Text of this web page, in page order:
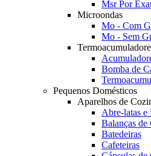
Msr Por
Microondas
Mo - Com
Mo - Sem
Bomba de
Pequenos Domésticos
Aparelhos de
Abre-latas e
Balanças de
Batedeiras
Cafeteiras